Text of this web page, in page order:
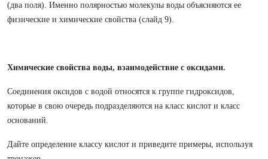
(два поля). Именно полярностью молекулы воды объясняются ее
физические и химические свойства (слайд 9).
Химические свойства воды, взаимодействие с оксидами.
Соединения оксидов с водой относятся к группе гидроксидов,
которые в свою очередь подразделяются на класс кислот и класс
оснований.
Дайте определение классу кислот и приведите примеры, используя